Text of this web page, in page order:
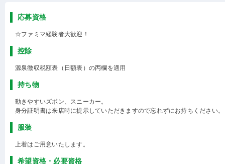
応募資格
☆ファミマ経験者大歓迎！
控除
源泉徴収税額表（日額表）の丙欄を適用
持ち物
動きやすいズボン、スニーカー。
身分証明書は来店時に提示していただきますので忘れずにお持ちください。
服装
上着はご用意いたします。
希望資格・必要資格